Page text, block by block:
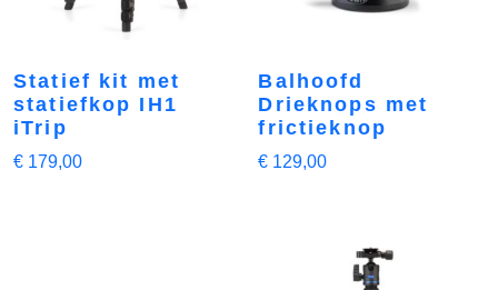
Statief kit met
statiefkop IH1
iTrip
€ 179,00
Balhoofd
Drieknops met
frictieknop
€ 129,00